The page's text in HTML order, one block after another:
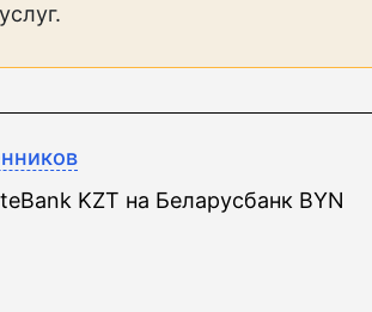
KZT на Беларусбанк BYN